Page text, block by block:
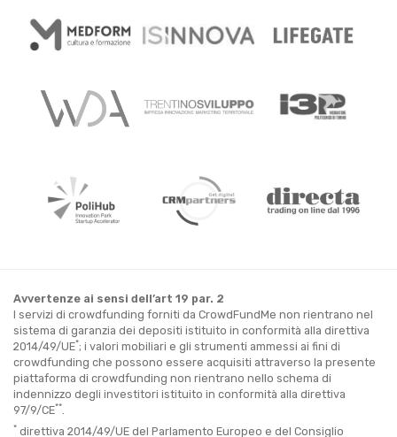
Avvertenze ai sensi dell’art 19 par. 2
I servizi di crowdfunding forniti da CrowdFundMe non rientrano nel
sistema di garanzia dei depositi istituito in conformità alla direttiva
2014/49/UE*; i valori mobiliari e gli strumenti ammessi ai fini di
crowdfunding che possono essere acquisiti attraverso la presente
piattaforma di crowdfunding non rientrano nello schema di
indennizzo degli investitori istituito in conformità alla direttiva
97/9/CE**
* direttiva 2014/49/UE del Parlamento Europeo e del Consiglio